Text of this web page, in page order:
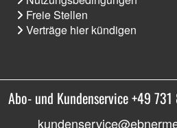
Freie Stellen
Verträge hier kündigen
Abo- und Kundenservice +49